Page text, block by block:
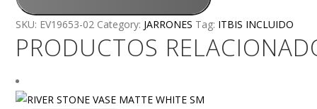
SKU: EV19653-02 Category: JARRONES Tag: ITBIS INCLUIDO
PRODUCTOS